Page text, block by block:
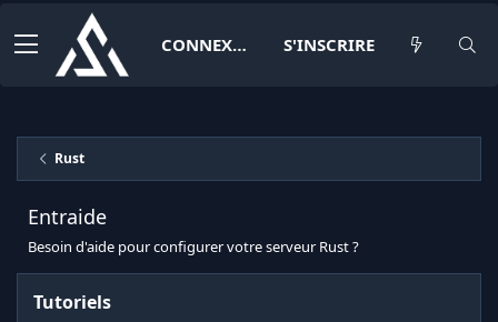
CONNEXION S'INSCRIRE
Rust
Entraide
Besoin d'aide pour configurer votre serveur Rust ?
Tutoriels